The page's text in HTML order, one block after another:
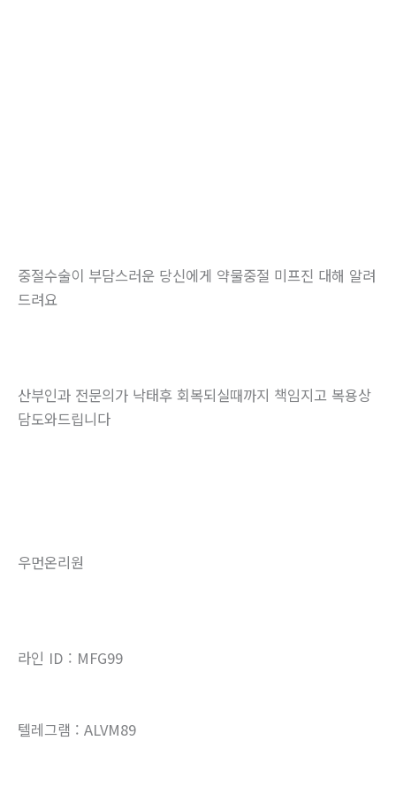
중절수술이 부담스러운 당신에게 약물중절 미프진 대해 알려
드려요
산부인과 전문의가 낙태후 회복되실때까지 책임지고 복용상
담도와드립니다
우먼온리원
라인 ID : MFG99
텔레그램 : ALVM89